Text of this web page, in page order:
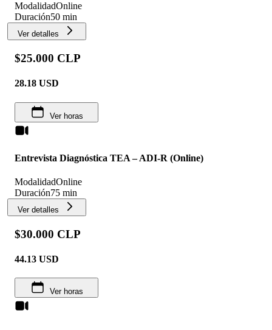
ModalidadOnline
Duración50 min
Ver detalles
$25.000 CLP
28.18 USD
Ver horas
Entrevista Diagnóstica TEA – ADI-R (Online)
ModalidadOnline
Duración75 min
Ver detalles
$30.000 CLP
44.13 USD
Ver horas